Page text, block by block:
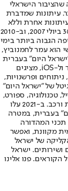
הישראלי
עיתונות שמדברת
אחרת וללא
תשלום. המהדורה המודפסת הראשונה פורסמה ב-30 ביולי 2007, וב-2010
הגבוה ביותר בימי
הוא עמר לחמנוביץ,
היום" בעברית
ובאנגלית, כמו כן היישומונים (אפליקציות) לאנדרואיד ול-iOS, מציגים
ופרשנויות,
של "ישראל היום"
טכנולוגיה, ספורט,
כלכלה וצרכנות, בריאות, חיילים, אוכל, יהדות, תיירות ורכב. ב-2021 עלו
בעברית, במטרה
תכני המהדורה
מקוונת, ואפשר
של ישראל
ושירותים. ישראל
פנו אלינו